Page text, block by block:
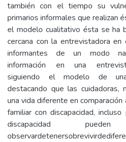
también con el tiempo su
primarios informales que realizan
el modelo cualitativo ésta se ha
cercana con la entrevistadora
informantes de un modo
información en una
siguiendo el modelo de una
destacando que las cuidadoras,
una vida diferente en
familiar con discapacidad,
discapacidad